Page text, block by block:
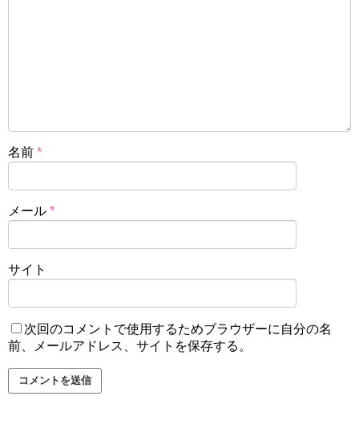
名前 *
メール *
サイト
次回のコメントで使用するためブラウザーに自分の名
前、メールアドレス、サイトを保存する。